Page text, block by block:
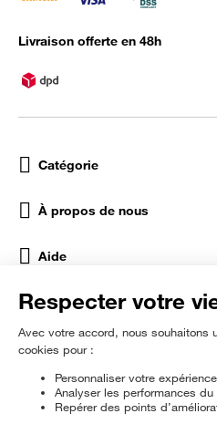
Livraison offerte en 48h
Catégorie
À propos de nous
Aide
Réseaux Sociaux